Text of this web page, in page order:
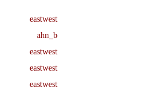
eastwest
ahn_b
eastwest
eastwest
eastwest